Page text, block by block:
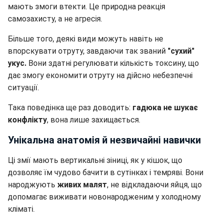
мають змоги втекти. Це природна реакція
самозахисту, а не агресія.
Більше того, деякі види можуть навіть не
впорскувати отруту, завдаючи так званий "сухий"
укус. Вони здатні регулювати кількість токсину, що
дає змогу економити отруту на дійсно небезпечні
ситуації.
Така поведінка ще раз доводить: гадюка не шукає
конфлікту, вона лише захищається.
Унікальна анатомія й незвичайні навички
Ці змії мають вертикальні зіниці, як у кішок, що
дозволяє їм чудово бачити в сутінках і темряві. Вони
народжують живих малят, не відкладаючи яйця, що
допомагає виживати новонародженим у холодному
кліматі.